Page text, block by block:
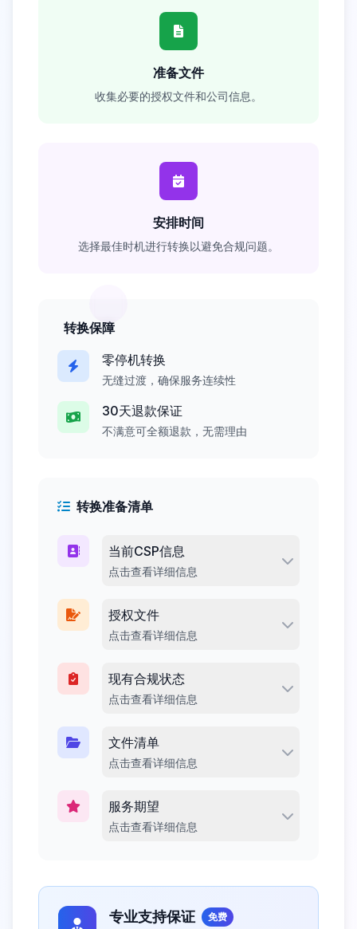
准备文件
收集必要的授权文件和公司信息。
安排时间
选择最佳时机进行转换以避免合规问题。
转换保障
零停机转换
无缝过渡，确保服务连续性
30天退款保证
不满意可全额退款，无需理由
转换准备清单
当前CSP信息
点击查看详细信息
授权文件
点击查看详细信息
现有合规状态
点击查看详细信息
文件清单
点击查看详细信息
服务期望
点击查看详细信息
专业支持保证 免费